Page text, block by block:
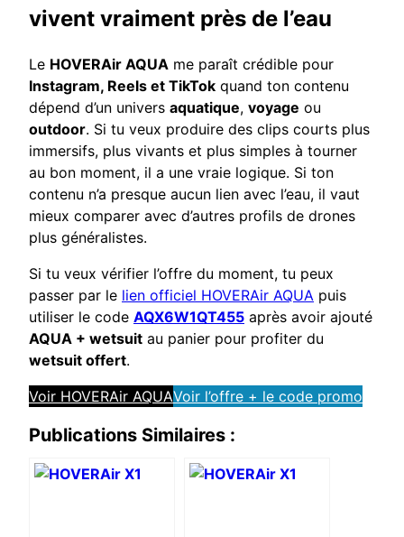
vivent vraiment près de l’eau
Le HOVERAir AQUA me paraît crédible pour
Instagram, Reels et TikTok quand ton contenu
dépend d’un univers aquatique, voyage ou
outdoor. Si tu veux produire des clips courts plus
immersifs, plus vivants et plus simples à tourner
au bon moment, il a une vraie logique. Si ton
contenu n’a presque aucun lien avec l’eau, il vaut
mieux comparer avec d’autres profils de drones
plus généralistes.
Si tu veux vérifier l’offre du moment, tu peux
passer par le lien officiel HOVERAir AQUA puis
utiliser le code AQX6W1QT455 après avoir ajouté
AQUA + wetsuit au panier pour profiter du
wetsuit offert.
Voir HOVERAir AQUAVoir l’offre + le code promo
Publications Similaires :